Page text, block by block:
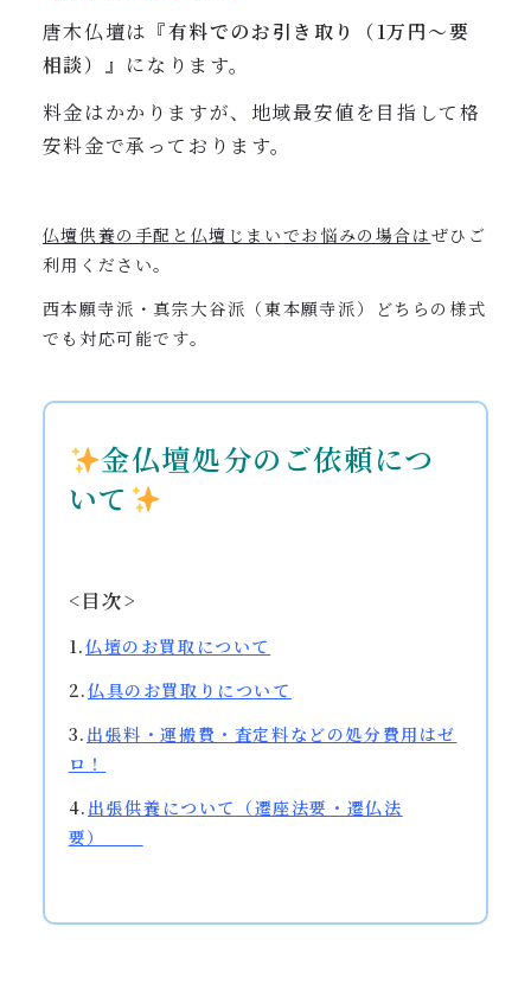
唐木仏壇は『有料でのお引き取り（1万円〜要
相談） 』になります。
料金はかかりますが、地域最安値を目指して格
安料金で承っております。
仏壇供養の手配と仏壇じまいでお悩みの場合はぜひご
利用ください。
西本願寺派・真宗大谷派（東本願寺派）どちらの様式
でも対応可能です。
金仏壇処分のご依頼につ
いて
<目次>
1.仏壇のお買取について
2.仏具のお買取りについて
3. 出張料・運搬費・査定料などの処分費用はゼ
ロ！
4. 出張供養 について（遷座法要・遷仏法
要）